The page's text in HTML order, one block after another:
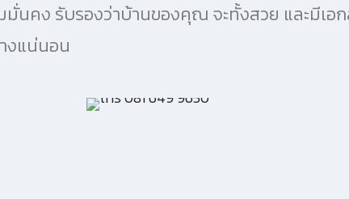
คง รับรองว่าบ้านของคุณ จะทั้งสวย และมีเอ
งแน่นอน